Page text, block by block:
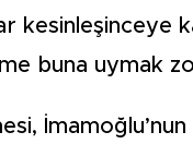
kesinleşinceye
buna uymak